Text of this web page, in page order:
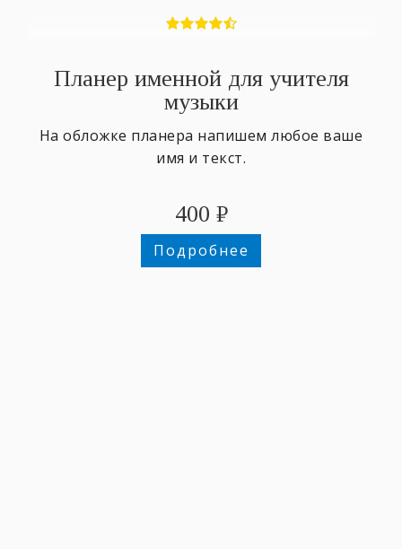
Планер именной для учителя
музыки
На обложке планера напишем любое ваше
имя и текст.
400 ₽
Подробнее